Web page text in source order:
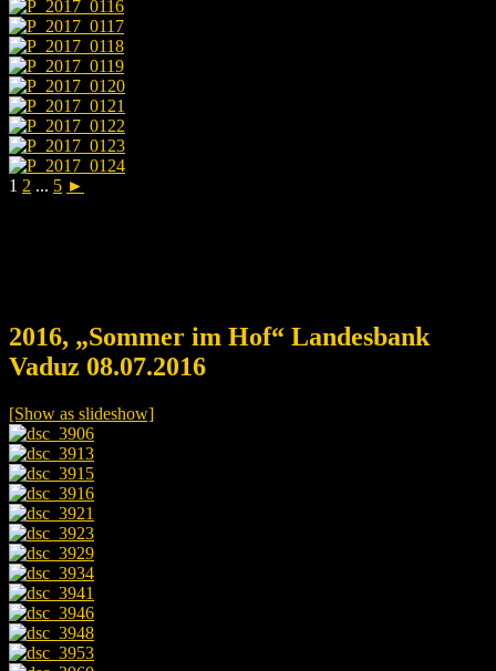
1 2 ... 5 ►
2016, „Sommer im Hof“ Landesbank
Vaduz 08.07.2016
[Show as slideshow]